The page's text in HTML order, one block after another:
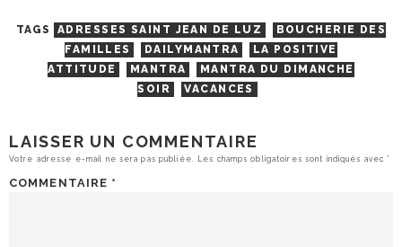
TAGS ADRESSES SAINT JEAN DE LUZ
BOUCHERIE DES
FAMILLES
DAILYMANTRA
LA POSITIVE
ATTITUDE
MANTRA
MANTRA DU DIMANCHE
SOIR
VACANCES
LAISSER UN COMMENTAIRE
Votre adresse e-mail ne sera pas publiée. Les champs obligatoires sont indiqués avec*
COMMENTAIRE *